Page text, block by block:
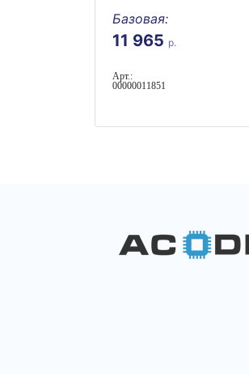
Базовая:
11 965 р.
Арт.:
00000011851